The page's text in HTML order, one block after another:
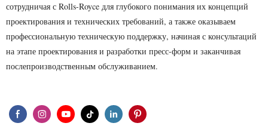
сотрудничая с Rolls-Royce для глубокого понимания их концепций
проектирования и технических требований, а также оказываем
профессиональную техническую поддержку, начиная с консультаций
на этапе проектирования и разработки пресс-форм и заканчивая
послепроизводственным обслуживанием.